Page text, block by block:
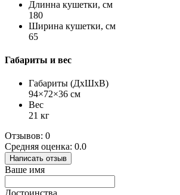
Длинна кушетки, см
180
Ширина кушетки, см
65
Габариты и вес
Габариты (ДхШхВ)
94×72×36 см
Вес
21 кг
Отзывов: 0
Средняя оценка: 0.0
Написать отзыв
Ваше имя